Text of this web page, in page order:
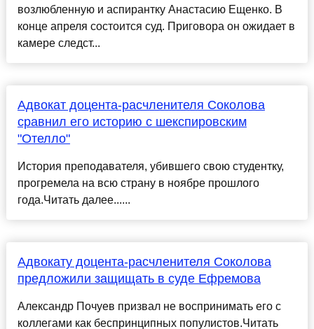
возлюбленную и аспирантку Анастасию Ещенко. В
конце апреля состоится суд. Приговора он ожидает в
камере следст...
Адвокат доцента-расчленителя Соколова
сравнил его историю с шекспировским
"Отелло"
История преподавателя, убившего свою студентку,
прогремела на всю страну в ноябре прошлого
года.Читать далее......
Адвокату доцента-расчленителя Соколова
предложили защищать в суде Ефремова
Александр Почуев призвал не воспринимать его с
коллегами как беспринципных популистов.Читать